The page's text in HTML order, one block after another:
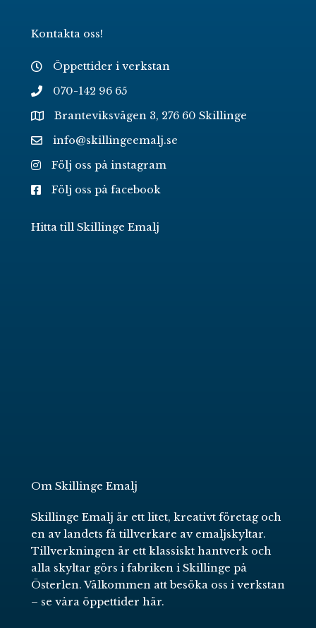
Kontakta oss!
Öppettider i verkstan
070-142 96 65
Branteviksvägen 3, 276 60 Skillinge
info@skillingeemalj.se
Följ oss på instagram
Följ oss på facebook
Hitta till Skillinge Emalj
Om Skillinge Emalj
Skillinge Emalj är ett litet, kreativt företag och
en av landets få tillverkare av emaljskyltar.
Tillverkningen är ett klassiskt hantverk och
alla skyltar görs i fabriken i Skillinge på
Österlen. Välkommen att besöka oss i verkstan
– se våra öppettider här.